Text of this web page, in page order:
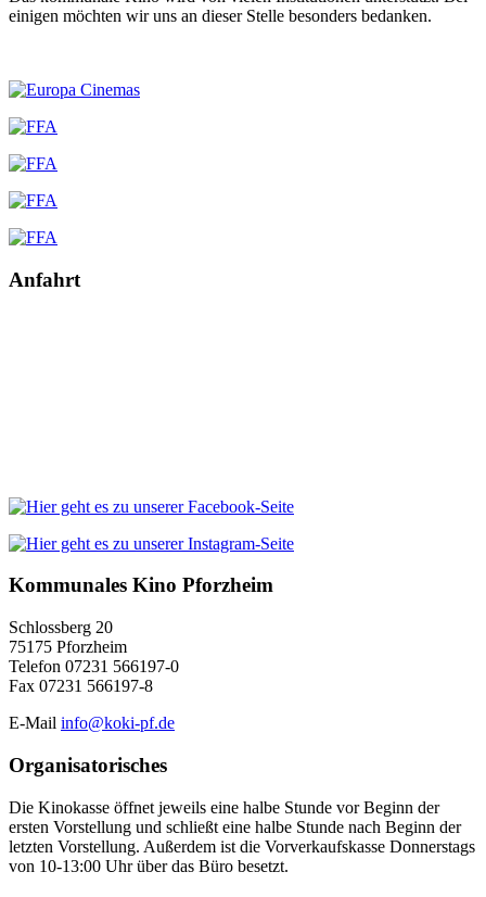
einigen möchten wir uns an dieser Stelle besonders bedanken.
Anfahrt
Kommunales Kino Pforzheim
Schlossberg 20
75175 Pforzheim
Telefon 07231 566197-0
Fax 07231 566197-8
E-Mail info@koki-pf.de
Organisatorisches
Die Kinokasse öffnet jeweils eine halbe Stunde vor Beginn der
ersten Vorstellung und schließt eine halbe Stunde nach Beginn der
letzten Vorstellung. Außerdem ist die Vorverkaufskasse Donnerstags
von 10-13:00 Uhr über das Büro besetzt.